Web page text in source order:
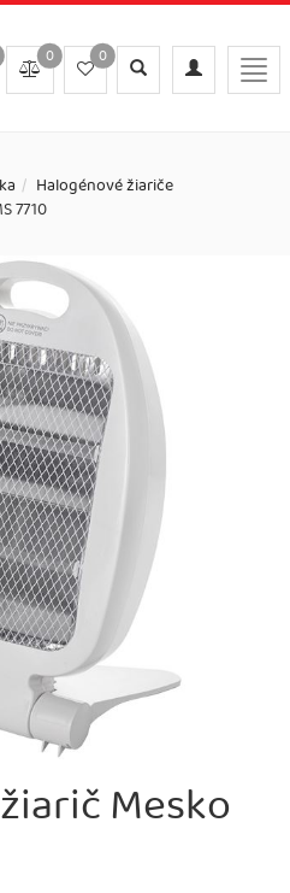
Toggle
navigation
Toggle
search
0
0
Halogénové žiariče
7710
Mesko